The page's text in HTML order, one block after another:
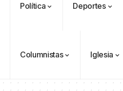
Política Deportes
Columnistas Iglesia